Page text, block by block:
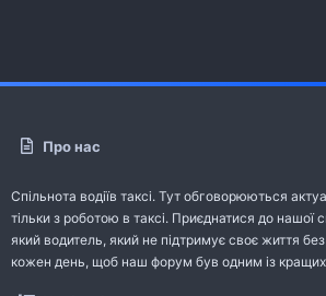
Про нас
Спільнота водіїв таксі. Тут обговорюються
тільки з роботою в таксі. Приєднатися до нашої
який водитель, який не підтримує своє життя
кожен день, щоб наш форум був одним із